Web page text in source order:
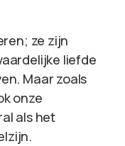
ze zijn
liefde
Maar zoals
onze
als het